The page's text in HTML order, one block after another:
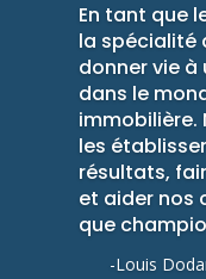
En tant que
la spécialité
donner vie
dans le
immobilière.
les
résultats,
et aider nos
que
-Louis